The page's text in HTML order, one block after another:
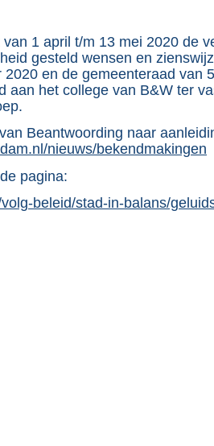
1 april t/m 13 mei 2020 de
gesteld wensen en
en de gemeenteraad van
aan het college van B&W ter
Beantwoording naar
nieuws/bekendmakingen
pagina:
beleid/stad-in-balans/